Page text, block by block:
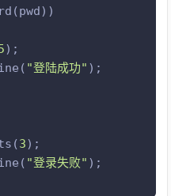
= password;
== hash;
3)
);
"登陆成功" );
3);
"登录失败" );